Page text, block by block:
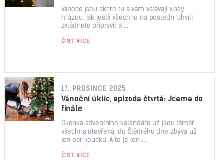
Vánoce jsou skoro tu a vám vstávají vlasy
hrůzou, jak ještě všechno na poslední chvíli
zvládnete připravit a ...
ČÍST VÍCE
17. PROSINCE 2025
Vánoční úklid, epizoda čtvrtá: Jdeme do
finále
Okénka adventního kalendáře už jsou téměř
všechna otevřená, do Štědrého dne zbývá už
jen pár kousků. A to je ten ...
ČÍST VÍCE